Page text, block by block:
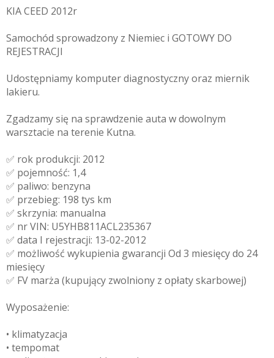
KIA CEED 2012r
Samochód sprowadzony z Niemiec i GOTOWY DO
REJESTRACJI
Udostępniamy komputer diagnostyczny oraz miernik
lakieru.
Zgadzamy się na sprawdzenie auta w dowolnym
warsztacie na terenie Kutna.
✅ rok produkcji: 2012
✅ pojemność: 1,4
✅ paliwo: benzyna
✅ przebieg: 198 tys km
✅ skrzynia: manualna
✅ nr VIN: U5YHB811ACL235367
✅ data I rejestracji: 13-02-2012
✅ możliwość wykupienia gwarancji Od 3 miesięcy do 24
miesięcy
✅ FV marża (kupujący zwolniony z opłaty skarbowej)
Wyposażenie:
• klimatyzacja
• tempomat